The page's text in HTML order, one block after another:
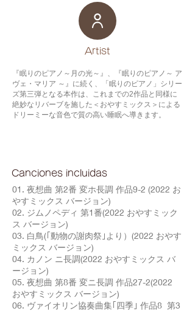
​Artist
『眠りのピアノ～月の光～』、『眠りのピアノ～ ア
ヴェ・マリア ～』に続く、「眠りのピアノ」シリー
ズ第三弾となる本作は、これまでの2作品と同様に
絶妙なリバーブを施した＜おやすミックス＞による
ドリーミーな音色で質の高い睡眠へ導きます。
Canciones incluidas
01. 夜想曲 第2番 変ホ長調 作品9-2 (2022 お
やすミックス バージョン)
02. ジムノペディ 第1番(2022 おやすミック
ス バージョン)
03. 白鳥(｢動物の謝肉祭｣より）(2022 おやす
ミックス バージョン)
04. カノン ニ長調(2022 おやすミックス バ
ージョン)
05. 夜想曲 第8番 変ニ長調 作品27-2(2022
おやすミックス バージョン)
06. ヴァイオリン協奏曲集｢四季｣ 作品8 第3